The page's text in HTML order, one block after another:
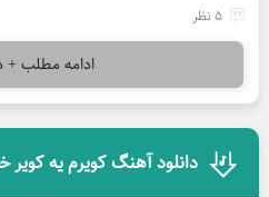
5 نظر
ادامه مطلب +
دانلود آهنگ کویرم یه